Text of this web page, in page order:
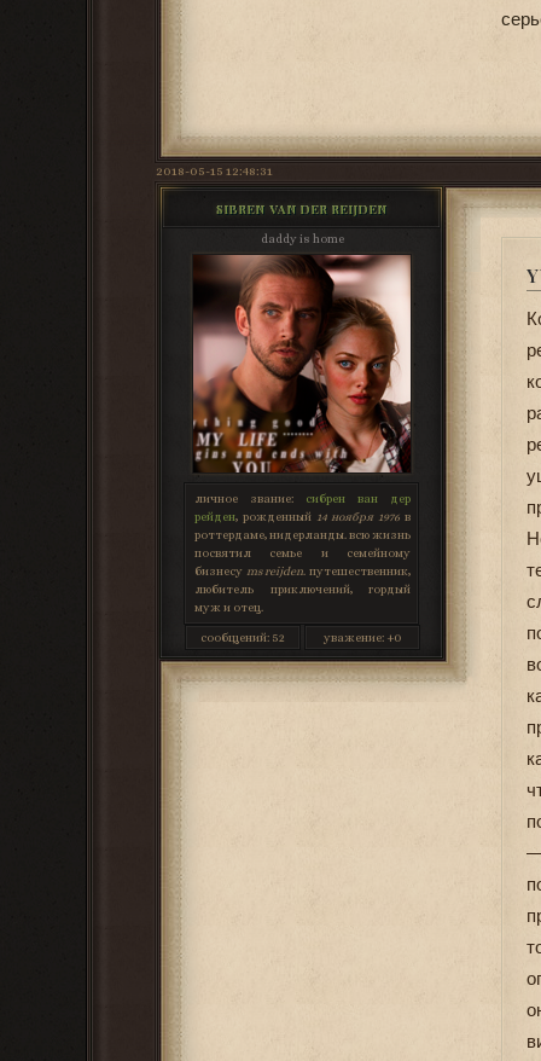
2018-05-15 12:48:31
SIBREN VAN DER REIJDEN
daddy is home
личное звание:
сибрен ван дер
рейден, рожденный 14 ноября 1976 в
роттердаме, нидерланды. всю жизнь
посвятил семье и семейному
бизнесу ms reijden . путешественник,
любитель приключений, гордый
муж и отец.
сообщений:52 уважение: +0
—